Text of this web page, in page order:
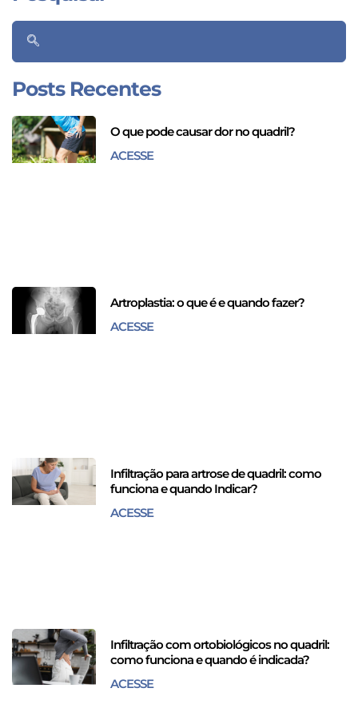
Posts Recentes
O que pode causar dor no quadril?
ACESSE
Artroplastia: o que é e quando fazer?
ACESSE
Infiltração para artrose de quadril: como
funciona e quando Indicar?
ACESSE
Infiltração com ortobiológicos no quadril:
como funciona e quando é indicada?
ACESSE